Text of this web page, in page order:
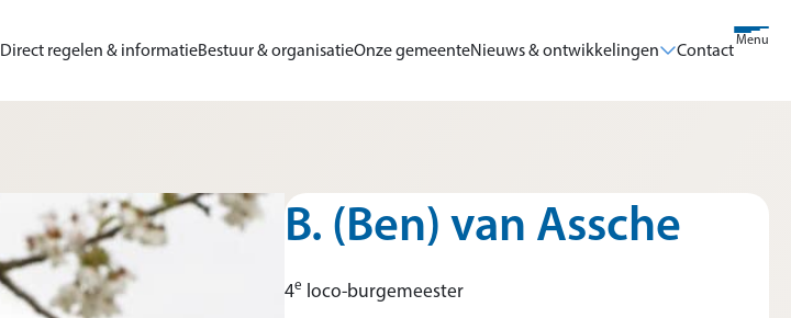
Direct regelen & informatieBestuur & organisatieOnze gemeenteNieuws & ontwikkelingen ContactMenu
B. (Ben) van Assche
4e loco-burgemeester